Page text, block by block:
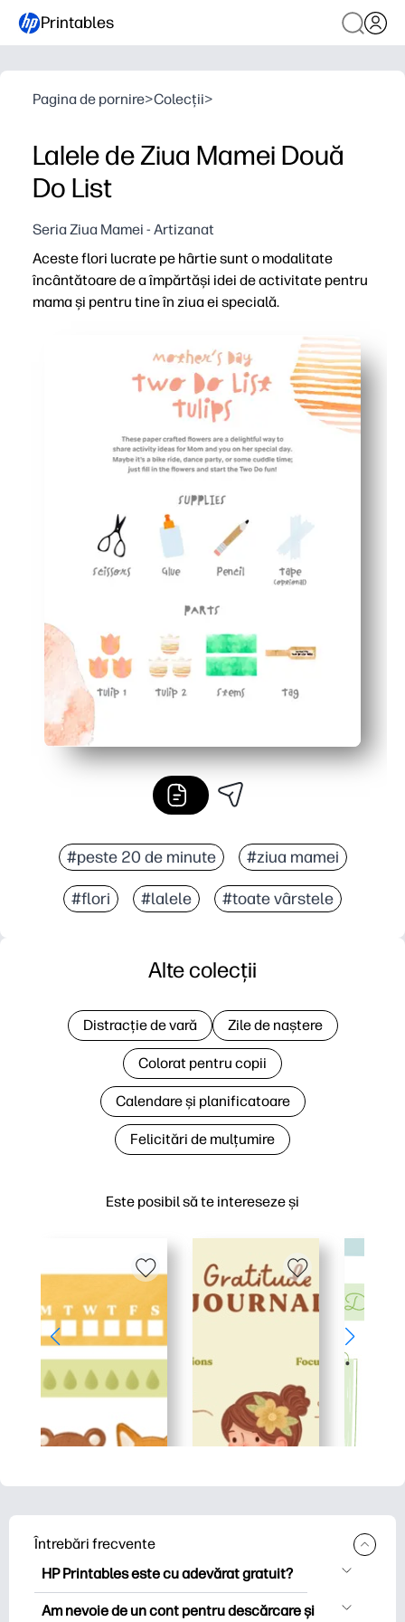
Printables
Pagina de pornire>Colecții>
Lalele de Ziua Mamei Două
Do List
Seria Ziua Mamei - Artizanat
Aceste flori lucrate pe hârtie sunt o modalitate
încântătoare de a împărtăși idei de activitate pentru
mama și pentru tine în ziua ei specială.
Imprimați și plecați - doar tăiați și asamblați în câteva
Copiii tăi rămân implicați - fac brainstorming și aleg
Obțineți un cadou gata - transformați florile în
Îl poți folosi oriunde - perfect pentru acasă, clasă sau
#peste 20 de minute #ziua mamei
#flori #lalele #toate vârstele
Este posibil să te intereseze și
Alte colecții
Distracție de vară Zile de naștere
Colorat pentru copii
Calendare și planificatoare
Felicitări de mulțumire
Întrebări frecvente
HP Printables este cu adevărat gratuit?
HP Printables oferă peste 2.500 de
Am nevoie de un cont pentru descărcare și